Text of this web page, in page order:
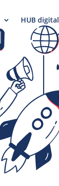
HUB digital